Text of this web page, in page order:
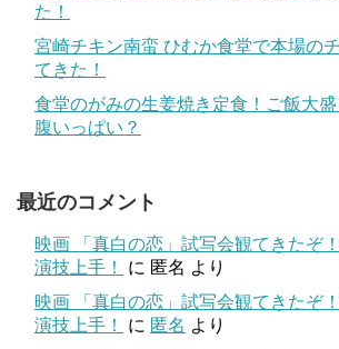
た！
宮崎チキン南蛮 ひむか食堂で本場の
てきた！
食堂のがみの生姜焼き定食！ご飯大
腹いっぱい？
最近のコメント
映画 「真白の恋」試写会観てきたぞ
演技上手！
に 匿名 より
映画 「真白の恋」試写会観てきたぞ
演技上手！
に 匿名 より